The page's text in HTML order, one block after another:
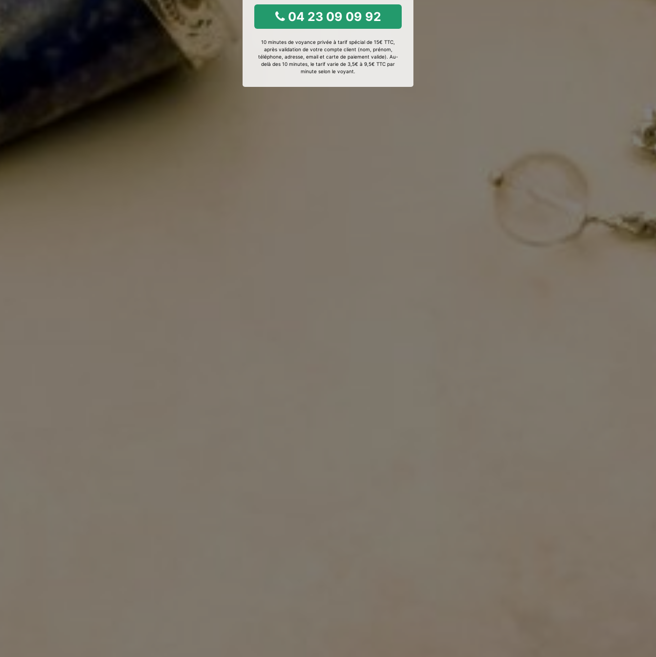
04 23 09 09 92
10 minutes de voyance privée à tarif spécial de 15€ TTC,
après validation de votre compte client (nom, prénom,
téléphone, adresse, email et carte de paiement valide). Au-
delà des 10 minutes, le tarif varie de 3,5€ à 9,5€ TTC par
minute selon le voyant.